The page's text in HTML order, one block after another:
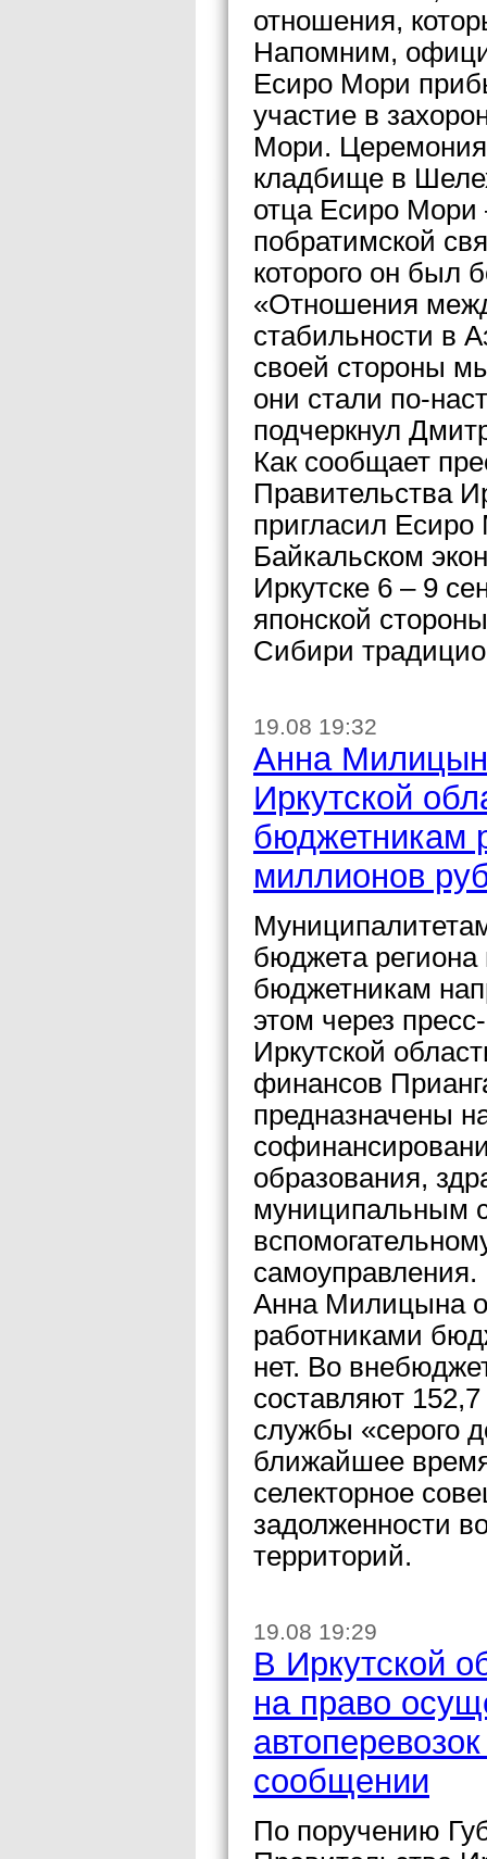
отношения,
Напомним,
Есиро Мори
участие в
Мори. Церемония
кладбище в
отца Есиро Мори
побратимской
которого он был
«Отношения
стабильности в
своей стороны
они стали по-
подчеркнул
Как сообщает
Правительства
пригласил
Байкальском
Иркутске 6 – 9
японской
Сибири
19.08 19:32
Анна
Иркутской
бюджетникам
миллионов
бюджета
бюджетникам
этом через
Иркутской
финансов
предназначены
образования,
муниципальным
самоуправления.
Анна Милицына
работниками
нет. Во
составляют
службы «серого
ближайшее
селекторное
задолженности
территорий.
19.08 19:29
В Иркутской
на право
сообщении
По поручению